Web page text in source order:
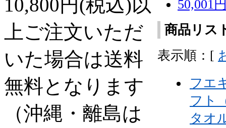
50,001
商品リス
表示順：[
フエ
フト
タオ
10,800円(税込)以
上ご注文いただ
いた場合は送料
無料となります
（沖縄・離島は